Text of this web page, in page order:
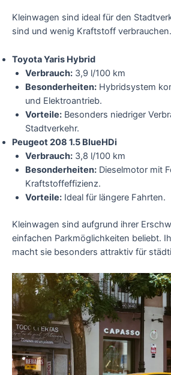
Kleinwagen sind ideal für den
sind und wenig Kraftstoff verbrauchen.
Toyota Yaris Hybrid
Verbrauch:3,9 l/100 km
Besonderheiten:Hybridsystem
und Elektroantrieb.
Vorteile:Besonders niedriger
Stadtverkehr.
Peugeot 208 1.5 BlueHDi
Verbrauch:3,8 l/100 km
Besonderheiten:Dieselmotor mit
Kraftstoffeffizienz.
Vorteile:Ideal für längere Fahrten.
Kleinwagen sind aufgrund ihrer
einfachen Parkmöglichkeiten beliebt.
macht sie besonders attraktiv für